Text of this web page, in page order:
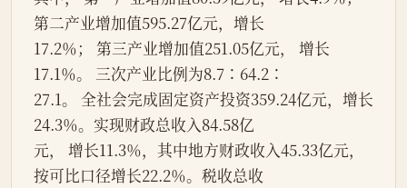
第二产业增加值595.27亿元，增长
17.2％； 第三产业增加值251.05亿元， 增长
17.1％。 三次产业比例为8.7∶64.2∶
27.1。 全社会完成固定资产投资359.24亿元，增长
24.3％。实现财政总收入84.58亿
元， 增长11.3％，其中地方财政收入45.33亿元，
按可比口径增长22.2％。税收总收